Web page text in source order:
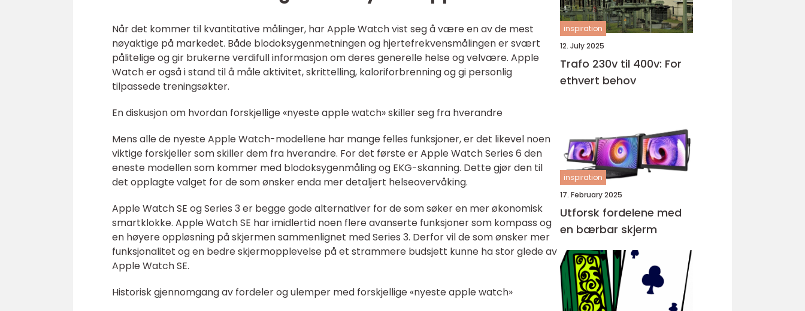
Når det kommer til kvantitative målinger, har Apple Watch vist seg å være en av de mest
nøyaktige på markedet. Både blodoksygenmetningen og hjertefrekvensmålingen er svært
pålitelige og gir brukerne verdifull informasjon om deres generelle helse og velvære. Apple
Watch er også i stand til å måle aktivitet, skrittelling, kaloriforbrenning og gi personlig
tilpassede treningsøkter.
En diskusjon om hvordan forskjellige «nyeste apple watch» skiller seg fra hverandre
Mens alle de nyeste Apple Watch-modellene har mange felles funksjoner, er det likevel noen
viktige forskjeller som skiller dem fra hverandre. For det første er Apple Watch Series 6 den
eneste modellen som kommer med blodoksygenmåling og EKG-skanning. Dette gjør den til
det opplagte valget for de som ønsker enda mer detaljert helseovervåking.
Apple Watch SE og Series 3 er begge gode alternativer for de som søker en mer økonomisk
smartklokke. Apple Watch SE har imidlertid noen flere avanserte funksjoner som kompass og
en høyere oppløsning på skjermen sammenlignet med Series 3. Derfor vil de som ønsker mer
funksjonalitet og en bedre skjermopplevelse på et strammere budsjett kunne ha stor glede av
Apple Watch SE.
Historisk gjennomgang av fordeler og ulemper med forskjellige «nyeste apple watch»
inspiration
12. July 2025
Trafo 230v til 400v: For
ethvert behov
inspiration
17. February 2025
Utforsk fordelene med
en bærbar skjerm